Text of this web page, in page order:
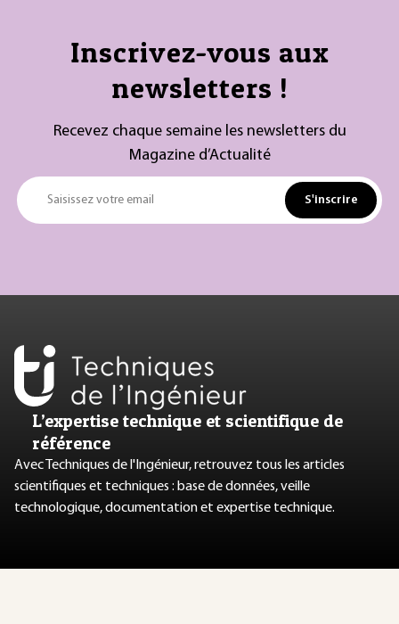
Inscrivez-vous aux
newsletters !
Recevez chaque semaine les newsletters du
Magazine d’Actualité
Saisissez votre email S'inscrire
L’expertise technique et scientifique de
référence
Avec Techniques de l'Ingénieur, retrouvez tous les articles
scientifiques et techniques : base de données, veille
technologique, documentation et expertise technique.